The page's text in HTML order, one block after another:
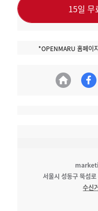
15일 무
*OPENMARU 홈페이
서울시 성동구 뚝섬
수신